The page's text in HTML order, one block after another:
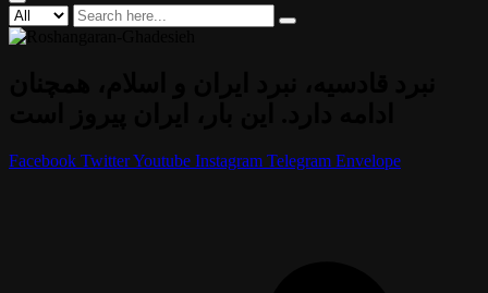
Facebook TwitterYoutube Instagram Telegram Envelope